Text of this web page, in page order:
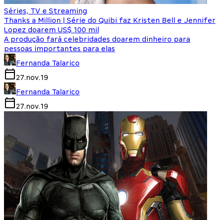
Séries, TV e Streaming
Thanks a Million | Série do Quibi faz Kristen Bell e Jennifer
Lopez doarem US$ 100 mil
A produção fará celebridades doarem dinheiro para
pessoas importantes para elas
Fernanda Talarico
27.nov.19
Fernanda Talarico
27.nov.19